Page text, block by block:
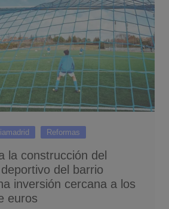
Reformas
la construcción del
del barrio
inversión cercana a los
euros